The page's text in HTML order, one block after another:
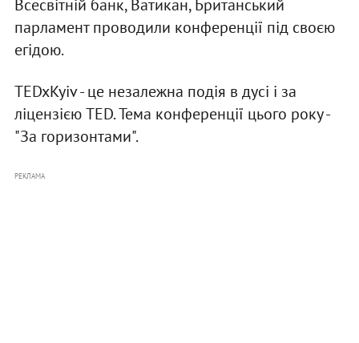
Всесвітній банк, Ватикан, Британський
парламент проводили конференції під своєю
егідою.
TEDxKyiv - це незалежна подія в дусі і за
ліцензією TED. Тема конференції цього року -
"За горизонтами".
РЕКЛАМА